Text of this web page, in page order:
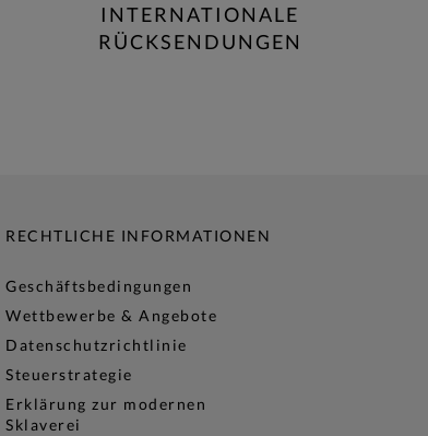
INTERNATIONALE
RÜCKSENDUNGEN
RECHTLICHE INFORMATIONEN
Geschäftsbedingungen
Wettbewerbe & Angebote
Datenschutzrichtlinie
Steuerstrategie
Erklärung zur modernen
Sklaverei